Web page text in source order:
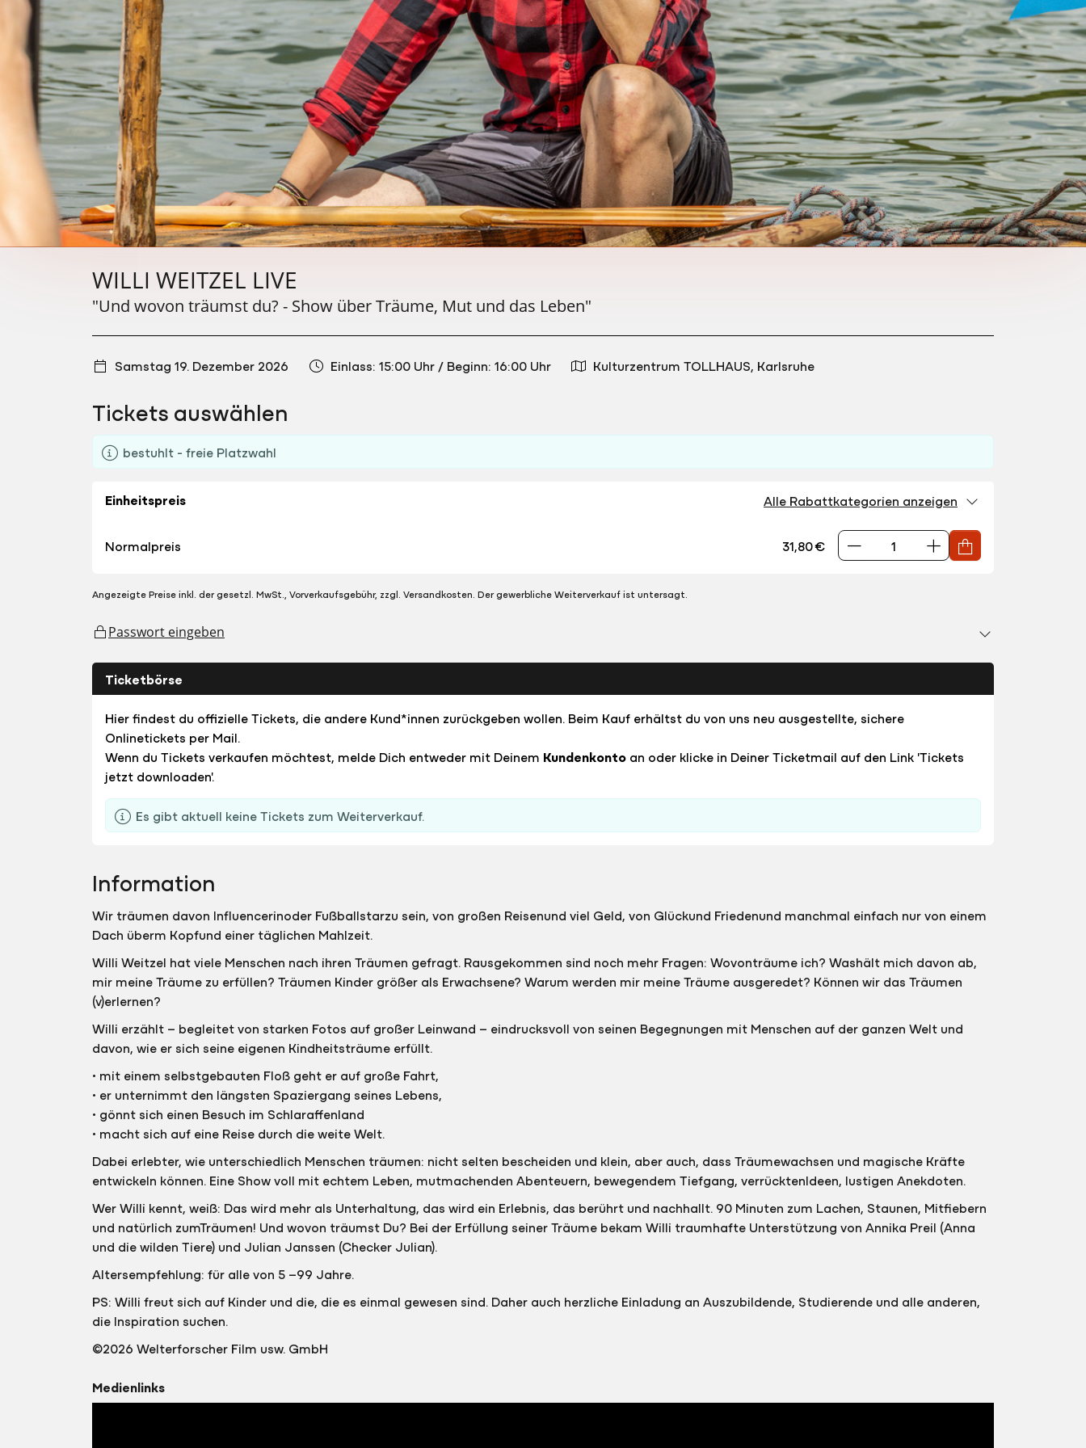
WILLI WEITZEL LIVE
"Und wovon träumst du? - Show über Träume, Mut und das Leben"
Samstag 19. Dezember 2026 Einlass: 15:00 Uhr / Beginn: 16:00 Uhr Kulturzentrum TOLLHAUS, Karlsruhe
Tickets auswählen
bestuhlt - freie Platzwahl
Einheitspreis Alle Rabattkategorien anzeigen
Normalpreis 31,80 €
Angezeigte Preise inkl. der gesetzl. MwSt., Vorverkaufsgebühr, zzgl. Versandkosten. Der gewerbliche Weiterverkauf ist untersagt.
Passwort eingeben
Ticketbörse
Hier findest du offizielle Tickets, die andere Kund*innen zurückgeben wollen. Beim Kauf erhältst du von uns neu ausgestellte, sichere
Onlinetickets per Mail.
Wenn du Tickets verkaufen möchtest, melde Dich entweder mit Deinem Kundenkonto an oder klicke in Deiner Ticketmail auf den Link 'Tickets
jetzt downloaden'.
Es gibt aktuell keine Tickets zum Weiterverkauf.
Information
Wir träumen davon Influencerinoder Fußballstarzu sein, von großen Reisenund viel Geld, von Glückund Friedenund manchmal einfach nur von einem
Dach überm Kopfund einer täglichen Mahlzeit.
Willi Weitzel hat viele Menschen nach ihren Träumen gefragt. Rausgekommen sind noch mehr Fragen: Wovonträume ich? Washält mich davon ab,
mir meine Träume zu erfüllen? Träumen Kinder größer als Erwachsene? Warum werden mir meine Träume ausgeredet? Können wir das Träumen
(v)erlernen?
Willi erzählt – begleitet von starken Fotos auf großer Leinwand – eindrucksvoll von seinen Begegnungen mit Menschen auf der ganzen Welt und
davon, wie er sich seine eigenen Kindheitsträume erfüllt.
• mit einem selbstgebauten Floß geht er auf große Fahrt,
• er unternimmt den längsten Spaziergang seines Lebens,
• gönnt sich einen Besuch im Schlaraffenland
• macht sich auf eine Reise durch die weite Welt.
Dabei erlebter, wie unterschiedlich Menschen träumen: nicht selten bescheiden und klein, aber auch, dass Träumewachsen und magische Kräfte
entwickeln können. Eine Show voll mit echtem Leben, mutmachenden Abenteuern, bewegendem Tiefgang, verrücktenIdeen, lustigen Anekdoten.
Wer Willi kennt, weiß: Das wird mehr als Unterhaltung, das wird ein Erlebnis, das berührt und nachhallt. 90 Minuten zum Lachen, Staunen, Mitfiebern
und natürlich zumTräumen! Und wovon träumst Du? Bei der Erfüllung seiner Träume bekam Willi traumhafte Unterstützung von Annika Preil (Anna
und die wilden Tiere) und Julian Janssen (Checker Julian).
Altersempfehlung: für alle von 5 –99 Jahre.
PS: Willi freut sich auf Kinder und die, die es einmal gewesen sind. Daher auch herzliche Einladung an Auszubildende, Studierende und alle anderen,
die Inspiration suchen.
©2026 Welterforscher Film usw. GmbH
Medienlinks